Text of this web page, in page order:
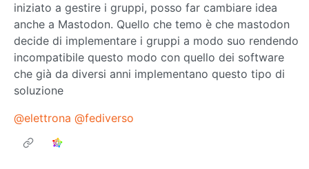
iniziato a gestire i gruppi, posso far cambiare idea
anche a Mastodon. Quello che temo è che mastodon
decide di implementare i gruppi a modo suo rendendo
incompatibile questo modo con quello dei software
che già da diversi anni implementano questo tipo di
soluzione
@elettrona @fediverso